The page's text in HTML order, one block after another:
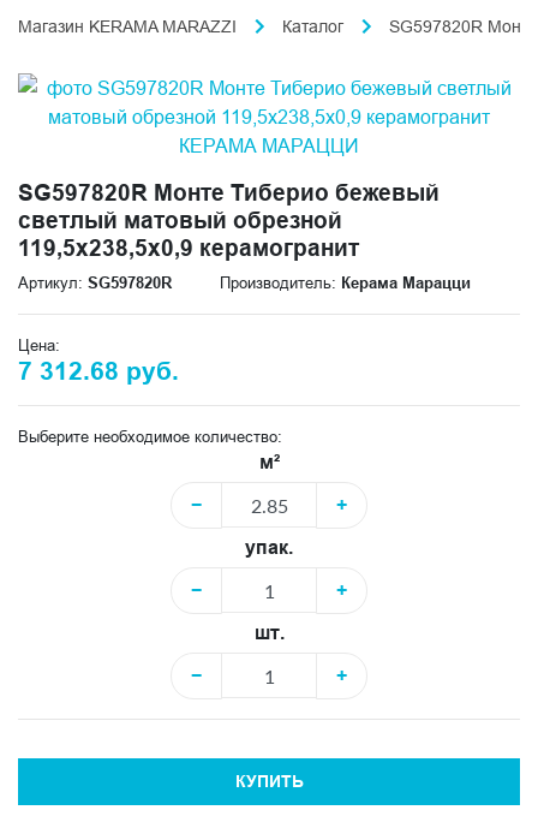
Магазин KERAMA MARAZZI Каталог SG597820R
SG597820R Монте Тиберио бежевый
светлый матовый обрезной
119,5x238,5x0,9 керамогранит
Артикул: SG597820R Производитель: Керама Марацци
Цена:
7 312.68 руб.
Выберите необходимое количество:
м²
−
+
упак.
−
+
шт.
−
+
КУПИТЬ